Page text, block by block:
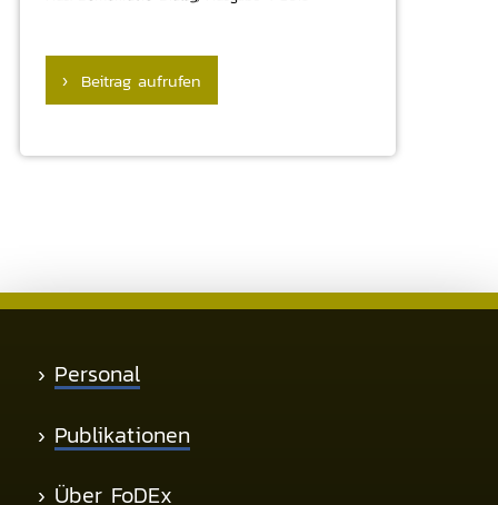
› Beitrag aufrufen
› Personal
› Publikationen
› Über FoDEx